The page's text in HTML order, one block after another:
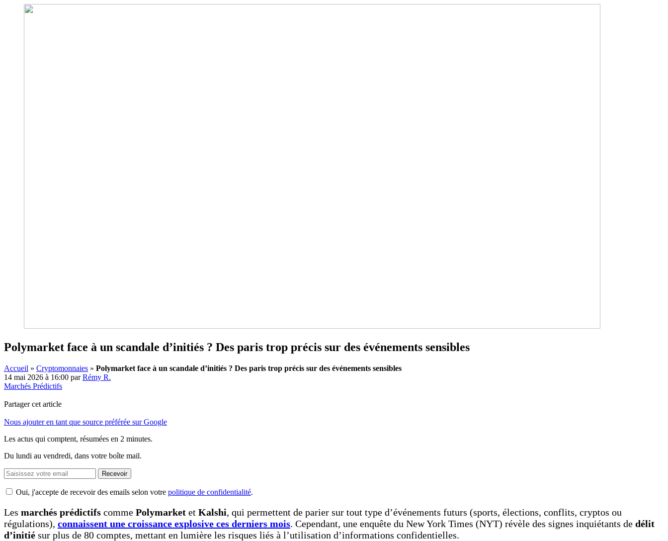
Polymarket face à un scandale d’initiés ? Des paris trop précis sur des événements sensibles
Accueil » Cryptomonnaies » Polymarket face à un scandale d’initiés ? Des paris trop précis sur des événements sensibles
14 mai 2026 à 16:00 parRémy R.
Marchés Prédictifs
Partager cet article
Nous ajouter en tant que source préférée sur Google
Les actus qui comptent, résumées en 2 minutes.
Du lundi au vendredi, dans votre boîte mail.
Recevoir
Oui, j'accepte de recevoir des emails selon votre politique de confidentialité.
Les marchés prédictifs comme Polymarket et Kalshi, qui permettent de parier sur tout type d’événements futurs (sports, élections, conflits, cryptos ou
régulations), connaissent une croissance explosive ces derniers mois. Cependant, une enquête du New York Times (NYT) révèle des signes inquiétants de délit
d’initié sur plus de 80 comptes, mettant en lumière les risques liés à l’utilisation d’informations confidentielles.